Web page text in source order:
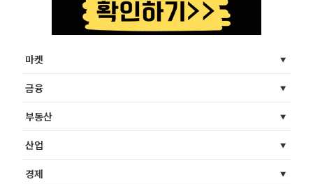
마켓
금융
부동산
산업
경제